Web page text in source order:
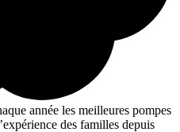
année les meilleures pompes
des familles depuis